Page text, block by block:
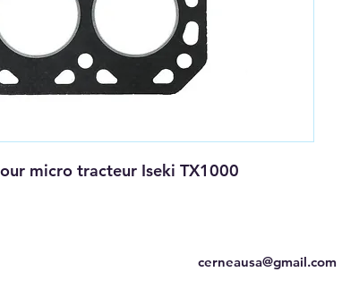
micro tracteur Iseki TX1000
cerneausa@gmail.com